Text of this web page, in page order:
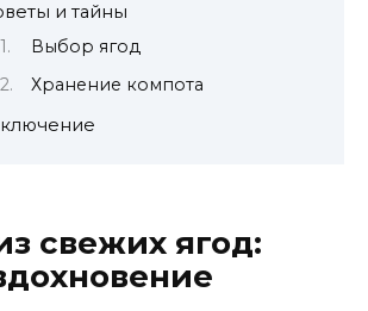
и тайны
Выбор ягод
Хранение компота
свежих ягод: